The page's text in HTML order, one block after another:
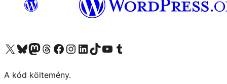
Visit our X (formerly Twitter) account
Visit our Bluesky account
Twitter csatornánk
Visit our Threads account
Facebook oldalunk megtekintése
Visit our Instagram account
Visit our LinkedIn account
Visit our TikTok account
Visit our YouTube channel
Visit our Tumblr account
A kód költemény.